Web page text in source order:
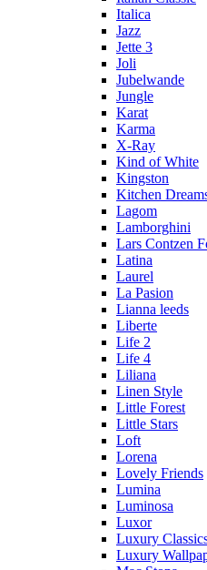
Italica
Jazz
Jette 3
Joli
Jubelwande
Jungle
Karat
Karma
Х-Ray
Kind of White
Kingston
Kitchen
Lagom
Lamborghini
Lars Contzen
Latina
Laurel
La Pasion
Lianna leeds
Liberte
Life 2
Life 4
Liliana
Linen Style
Little Forest
Little Stars
Loft
Lorena
Lovely Friends
Lumina
Luminosa
Luxor
Luxury
Luxury